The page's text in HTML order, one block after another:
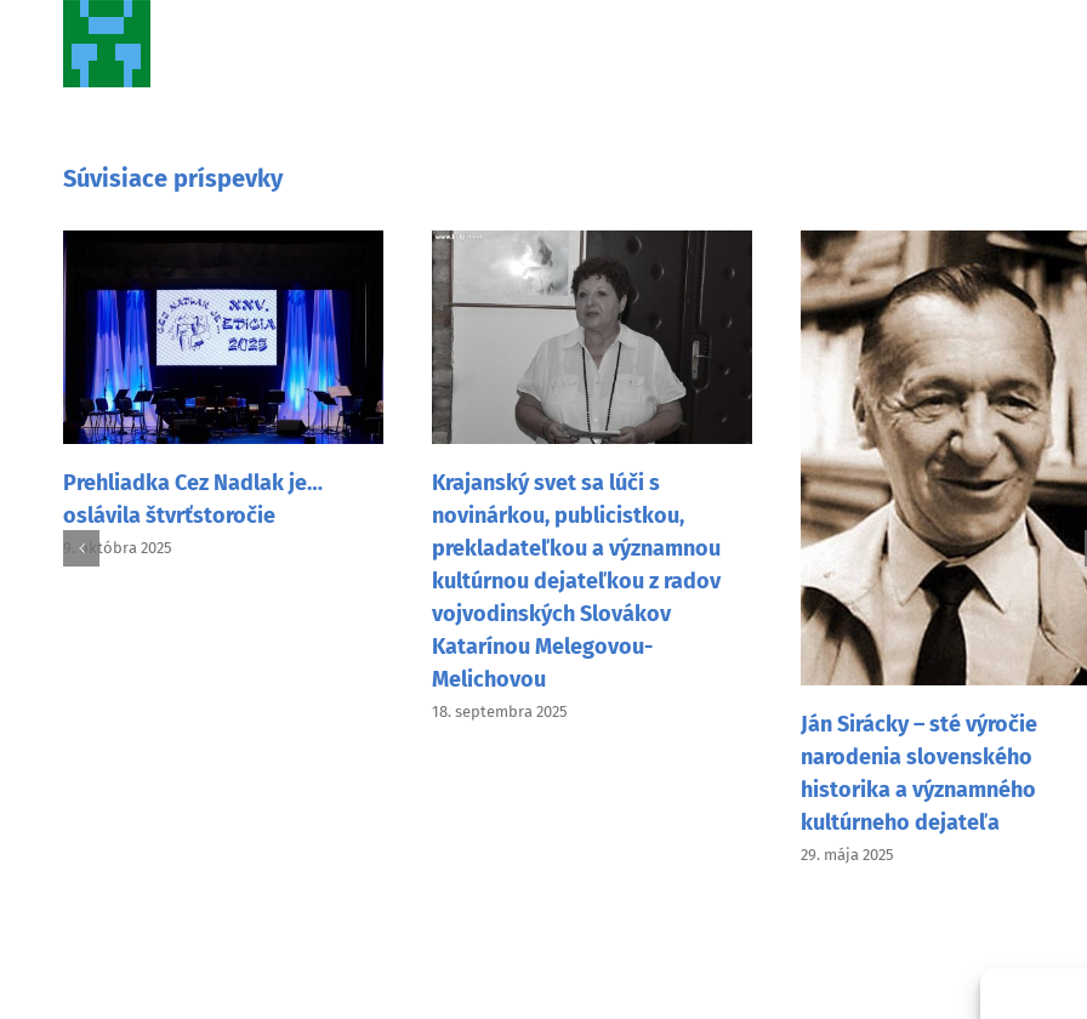
Súvisiace príspevky
Prehliadka Cez Nadlak je…
oslávila štvrťstoročie
9. októbra 2025
Krajanský svet sa lúči s
novinárkou, publicistkou,
prekladateľkou a významnou
kultúrnou dejateľkou z radov
vojvodinských Slovákov
Katarínou Melegovou-
Melichovou
18. septembra 2025
Ján Sirácky – sté výročie
narodenia slovenského
historika a významného
kultúrneho dejateľa
29. mája 2025